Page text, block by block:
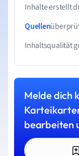
Inhalte erstellt
Quellen
Inhaltsqualität
Melde dich
bearbeiten